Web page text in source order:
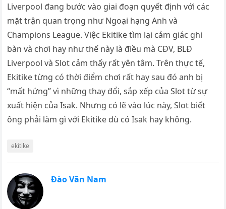
Liverpool đang bước vào giai đoạn quyết định với các
mặt trận quan trọng như Ngoại hạng Anh và
Champions League. Việc Ekitike tìm lại cảm giác ghi
bàn và chơi hay như thế này là điều mà CĐV, BLĐ
Liverpool và Slot cảm thấy rất yên tâm. Trên thực tế,
Ekitike từng có thời điểm chơi rất hay sau đó anh bị
“mất hứng” vì những thay đổi, sắp xếp của Slot từ sự
xuất hiện của Isak. Nhưng có lẽ vào lúc này, Slot biết
ông phải làm gì với Ekitike dù có Isak hay không.
ekitike
Đào Văn Nam